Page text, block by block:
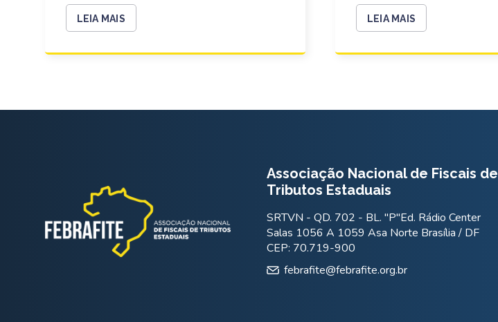
LEIA MAIS LEIA MAIS
Associação Nacional de Fiscais de
Tributos Estaduais
SRTVN - QD. 702 - BL. "P"Ed. Rádio Center
Salas 1056 A 1059 Asa Norte Brasília / DF
CEP: 70.719-900
febrafite@febrafite.org.br